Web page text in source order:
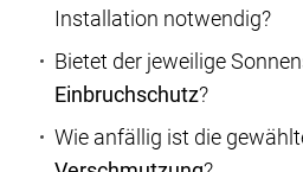
Installation notwendig?
Bietet der jeweilige
Einbruchschutz?
Wie anfällig ist die